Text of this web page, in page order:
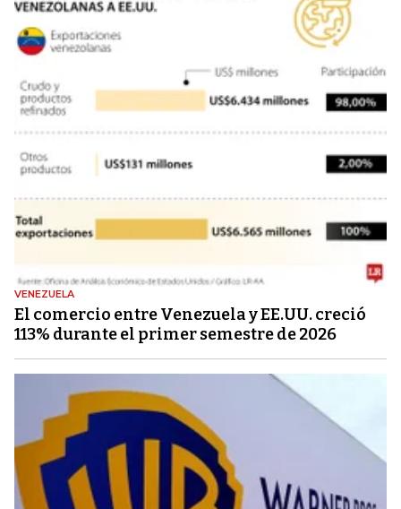
VENEZUELA
El comercio entre Venezuela y EE.UU. creció
113% durante el primer semestre de 2026